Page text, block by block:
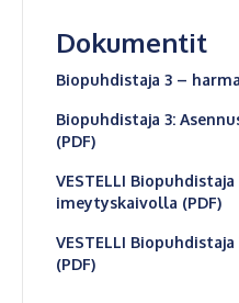
Dokumentit
Biopuhdistaja 3 –
Biopuhdistaja 3:
(PDF)
VESTELLI
imeytyskaivolla (PDF)
VESTELLI
(PDF)